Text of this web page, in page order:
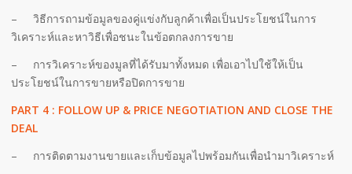
– วิธีการถามข้อมูลของคู่แข่งกับลูกค้าเพื่อเป็นประโยชน์ในการ
วิเคราะห์และหาวิธีเพื่อชนะในข้อตกลงการขาย
– การวิเคราะห์ของมูลที่ได้รับมาทั้งหมด เพื่อเอาไปใช้ให้เป็น
ประโยชน์ในการขายหรือปิดการขาย
PART 4 : FOLLOW UP & PRICE NEGOTIATION AND CLOSE THE
DEAL
– การติดตามงานขายและเก็บข้อมูลไปพร้อมกันเพื่อนำมาวิเคราะห์